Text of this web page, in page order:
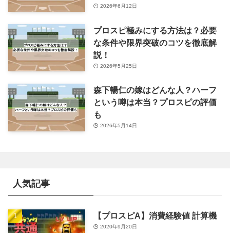
2026年6月12日
プロスピ極みにする方法は？必要
な条件や限界突破のコツを徹底解
説！
2026年5月25日
森下暢仁の嫁はどんな人？ハーフ
という噂は本当？プロスピの評価
も
2026年5月14日
人気記事
【プロスピA】消費経験値 計算機
2020年9月20日